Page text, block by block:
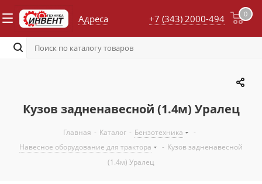
Адреса 0
+7 (343) 2000-494
Кузов задненавесной (1.4м) Уралец
Главная - Каталог - Бензотехника
-
Навесное оборудование для трактора
- Кузов задненавесной
(1.4м) Уралец